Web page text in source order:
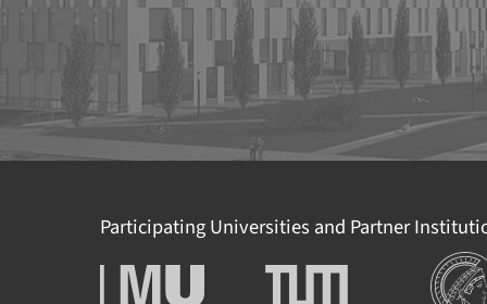
Participating Universities and Partner
Ludwig-Maximilians-
Technische Universität